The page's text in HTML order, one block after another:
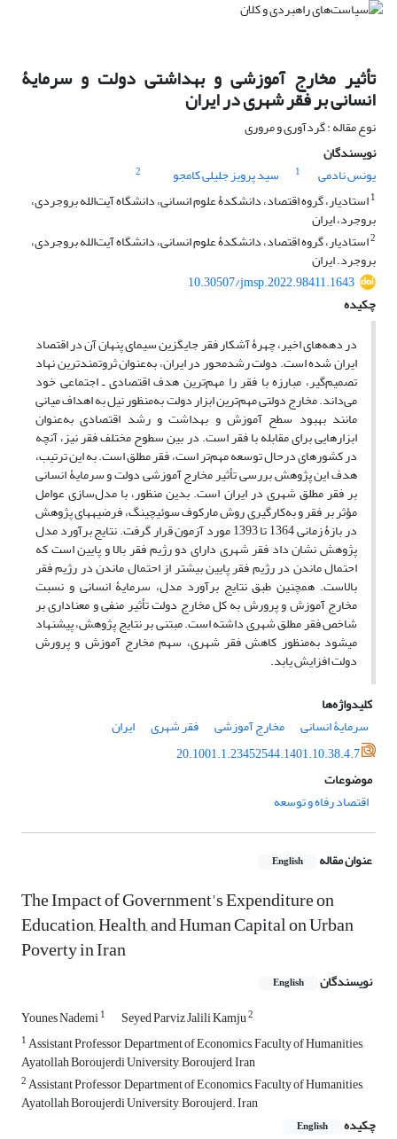
تأثیر مخارج آموزشی و بهداشتی دولت و سرمایۀ
انسانی بر فقر شهری در ایران
نوع مقاله : گردآوری و مروری
نویسندگان
یونس نادمی
1 سید پرویز جلیلی کامجو
2
1استادیار، گروه اقتصاد، دانشکدۀ علوم انسانی، دانشگاه آیت‌الله بروجردی،
بروجرد، ایران
2استادیار، گروه اقتصاد، دانشکدۀ علوم انسانی، دانشگاه آیت‌الله بروجردی،
بروجرد. ایران
10.30507/jmsp.2022.98411.1643
چکیده
در دهه‌های اخیر، چهرۀ آشکار فقر جایگزین سیمای پنهان آن در اقتصاد
ایران شده است. دولت رشدمحور در ایران، به‌عنوان ثروتمندترین نهاد
تصمیم‌گیر، مبارزه با فقر را مهم‌ترین هدف اقتصادی ـ اجتماعی خود
می‌داند. مخارج دولتی مهم‌ترین ابزار دولت به‌منظور نیل به اهداف میانی
مانند بهبود سطح آموزش و بهداشت و رشد اقتصادی به‌عنوان
ابزارهایی برای مقابله با فقر است. در بین سطوح مختلف فقر نیز، آنچه
در کشورهای درحال توسعه مهم‌تر است، فقر مطلق است. به این ترتیب،
هدف این پژوهش بررسی تأثیر مخارج آموزشی دولت و سرمایۀ انسانی
بر فقر مطلق شهری در ایران است. بدین منظور، با مدل‌سازی عوامل
مؤثر بر فقر و به‌کارگیری روش مارکوف سوئیچینگ، فرضیه‏های پژوهش
در بازۀ زمانی 1364 تا 1393 مورد آزمون قرار گرفت. نتایج برآورد مدل
‌پژوهش نشان داد فقر شهری دارای دو رژیم فقر بالا و پایین است که
احتمال ماندن در رژیم فقر پایین بیشتر از احتمال ماندن در رژیم فقر
بالاست. همچنین طبق نتایج برآورد مدل، سرمایۀ انسانی و نسبت
مخارج آموزش و پرورش به کل مخارج دولت تأثیر منفی و معنا‏داری بر
شاخص فقر مطلق شهری داشته است. مبتنی بر نتایج پژوهش، پیشنهاد
می‏شود به‌منظور کاهش فقر شهری، سهم مخارج آموزش و پرورش
دولت افزایش یابد.
کلیدواژه‌ها
سرمایۀ انسانی
مخارج آموزشی فقر شهری
ایران
20.1001.1.23452544.1401.10.38.4.7
موضوعات
اقتصاد رفاه و توسعه
عنوان مقاله English
The Impact of Government's Expenditure on
Education, Health, and Human Capital on Urban
Poverty in Iran
نویسندگان English
Younes Nademi1 Seyed Parviz Jalili Kamju2
1Assistant Professor, Department of Economics, Faculty of Humanities,
Ayatollah Boroujerdi University, Boroujerd, Iran
2Assistant Professor, Department of Economics, Faculty of Humanities,
Ayatollah Boroujerdi University, Boroujerd. Iran
چکیده
English